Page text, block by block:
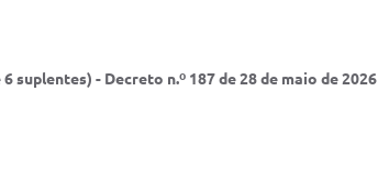
suplentes) - Decreto n.º 187 de 28 de maio de 2026